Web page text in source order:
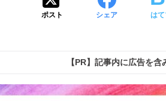
ポスト シェア は
【PR】記事内に広告を含